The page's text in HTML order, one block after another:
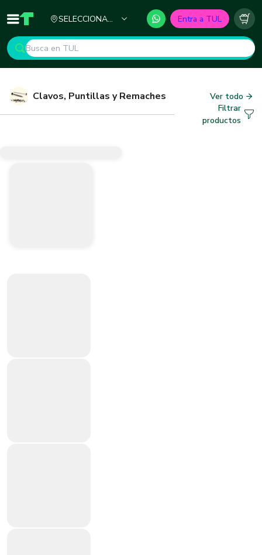
Inicio TUL - Tu Marketplace de Construcción
SELECCIONA
Entra a TUL
Clavos, Puntillas y Remaches
Ver todo
Filtrar
productos